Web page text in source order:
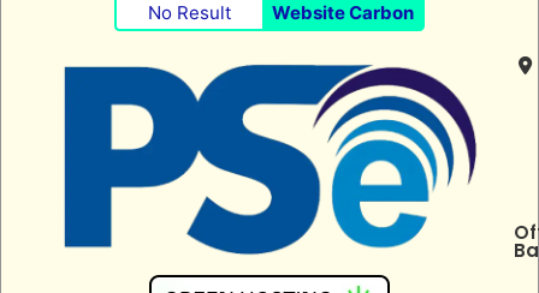
No Result Website Carbon